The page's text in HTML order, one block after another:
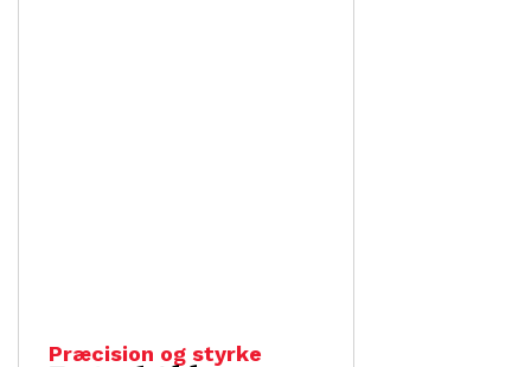
Præcision og styrke